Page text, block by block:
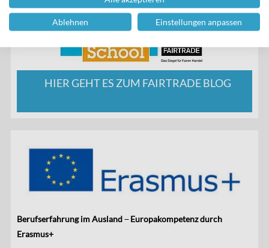
HIER GEHT ES ZUM FAIRTRADE BLOG
Berufserfahrung im Ausland ̶ Europakompetenz durch
Erasmus+
Ablehnen Einstellungen anpassen